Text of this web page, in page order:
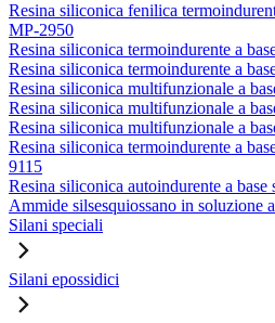
Resina siliconica fenilica
MP-2950
Resina siliconica termoindurente a
Resina siliconica termoindurente a
Resina siliconica multifunzionale a
Resina siliconica multifunzionale a
Resina siliconica multifunzionale a
Resina siliconica termoindurente a
9115
Resina siliconica autoindurente a
Ammide silsesquiossano in soluzione
Silani speciali
Silani epossidici